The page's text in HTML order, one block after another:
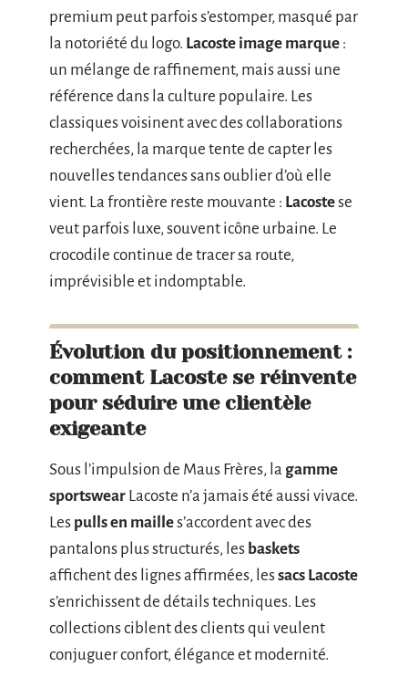
premium peut parfois s’estomper, masqué par
la notoriété du logo. Lacoste image marque :
un mélange de raffinement, mais aussi une
référence dans la culture populaire. Les
classiques voisinent avec des collaborations
recherchées, la marque tente de capter les
nouvelles tendances sans oublier d’où elle
vient. La frontière reste mouvante : Lacostese
veut parfois luxe, souvent icône urbaine. Le
crocodile continue de tracer sa route,
imprévisible et indomptable.
Évolution du positionnement :
comment Lacoste se réinvente
pour séduire une clientèle
exigeante
Sous l’impulsion de Maus Frères, la gamme
sportswear Lacoste n’a jamais été aussi vivace.
Les pulls en mailles’accordent avec des
pantalons plus structurés, les baskets
affichent des lignes affirmées, lessacs Lacoste
s’enrichissent de détails techniques. Les
collections ciblent des clients qui veulent
conjuguer confort, élégance et modernité.